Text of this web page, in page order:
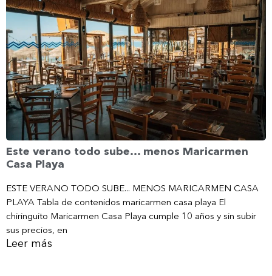
Este verano todo sube… menos Maricarmen
Casa Playa
ESTE VERANO TODO SUBE... MENOS MARICARMEN CASA
PLAYA Tabla de contenidos maricarmen casa playa El
chiringuito Maricarmen Casa Playa cumple 10 años y sin subir
sus precios, en
Leer más